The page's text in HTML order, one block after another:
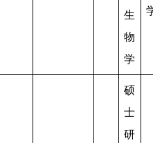
生
物
学
硕
士
研